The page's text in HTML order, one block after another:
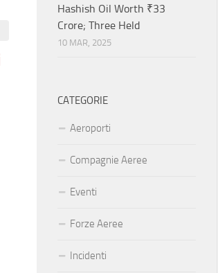
Hashish Oil Worth ₹33
Crore; Three Held
10 MAR, 2025
CATEGORIE
Aeroporti
Compagnie Aeree
Eventi
Forze Aeree
Incidenti